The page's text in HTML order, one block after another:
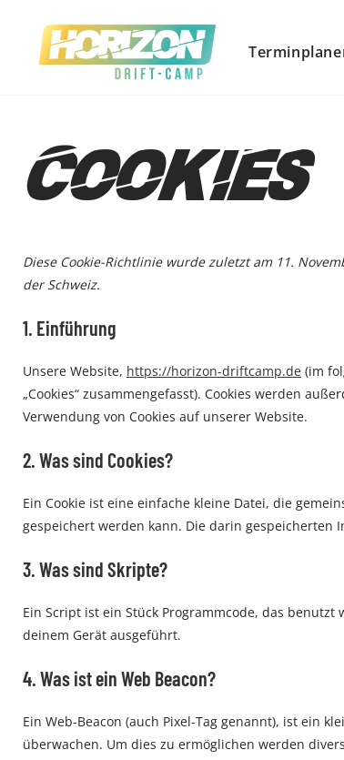
Cookies
Diese Cookie-Richtlinie wurde zuletzt am 11.
der Schweiz.
1. Einführung
Unsere Website, https://horizon-driftcamp.de (im
„Cookies“ zusammengefasst). Cookies werden
Verwendung von Cookies auf unserer Website.
2. Was sind Cookies?
Ein Cookie ist eine einfache kleine Datei, die
gespeichert werden kann. Die darin gespeicherten
3. Was sind Skripte?
Ein Script ist ein Stück Programmcode, das
deinem Gerät ausgeführt.
4. Was ist ein Web Beacon?
Ein Web-Beacon (auch Pixel-Tag genannt), ist ein
überwachen. Um dies zu ermöglichen werden